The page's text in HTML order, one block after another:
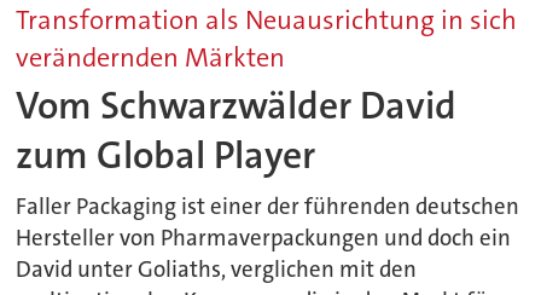
Transformation als Neuausrichtung in sich
verändernden Märkten
Vom Schwarzwälder David
zum Global Player
Faller Packaging ist einer der führenden deutschen
Hersteller von Pharmaverpackungen und doch ein
David unter Goliaths, verglichen mit den